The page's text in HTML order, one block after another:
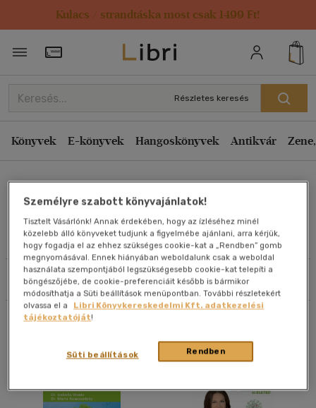
Kulacs / strandtáska most csak 1499 Ft!
Törzsvásárlói Kártya adatai
Részletes keresés
Könyvek E-könyvek Hangoskönyvek Antikvár
Dr. Izabella Wentz
Művei
Szűrés Rendezés
Rendezés
Kiadás éve szerint csökkenő
Ár szerint csökkenő
Eladott darabszám szerint csökkenő
Eladott darabszám szerint növekvő
Cím szerint A-Z
Szerző szerint A-Z
Megjelenítés
20 db / oldal
Alkalmaz
Személyre szabott könyvajánlatok!
Tisztelt Vásárlónk! Annak érdekében, hogy az ízléséhez minél
közelebb álló könyveket tudjunk a figyelmébe ajánlani, arra kérjük,
hogy fogadja el az ehhez szükséges cookie-kat a „Rendben” gomb
megnyomásával. Ennek hiányában weboldalunk csak a weboldal
használata szempontjából legszükségesebb cookie-kat telepíti a
böngészőjébe, de cookie-preferenciáit később is bármikor
módosíthatja a Süti beállítások menüpontban. További részletekért
olvassa el a
Libri Könyvkereskedelmi Kft. adatkezelési
tájékoztatóját!
Rendben
Süti beállítások